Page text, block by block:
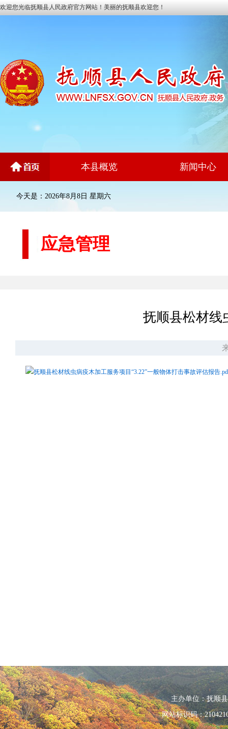
欢迎您光临抚顺县人民政府官方网站！美丽的抚顺县欢迎您！
本县概览 新闻中心
今天是：2026年8月8日 星期六
应急管理
抚顺县松材线
抚顺县松材线虫病疫木加工服务项目“3.22”一般物体打击事故评估报告
主办单位：抚顺
网站标识码：